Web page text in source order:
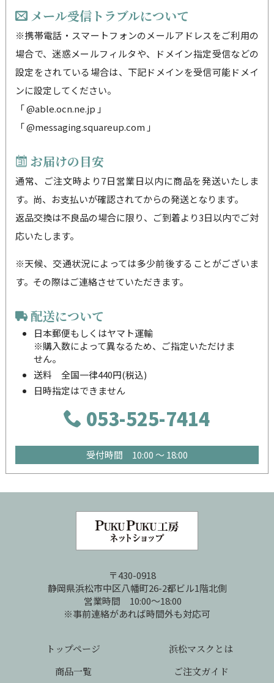
メール受信トラブルについて
※携帯電話・スマートフォンのメールアドレスをご利用の
場合で、迷惑メールフィルタや、ドメイン指定受信などの
設定をされている場合は、下記ドメインを受信可能ドメイ
ンに設定してください。
「 @able.ocn.ne.jp 」
「 @messaging.squareup.com 」
お届けの目安
通常、ご注文時より7日営業日以内に商品を発送いたしま
す。尚、お支払いが確認されてからの発送となります。
返品交換は不良品の場合に限り、ご到着より3日以内でご対
応いたします。
※天候、交通状況によっては多少前後することがございま
す。その際はご連絡させていただきます。
配送について
日本郵便もしくはヤマト運輸
※購入数によって異なるため、ご指定いただけま
せん。
送料 全国一律440円(税込)
日時指定はできません
053-525-7414
受付時間 10:00 ～ 18:00
〒430-0918
静岡県浜松市中区八幡町26-2都ビル1階北側
営業時間 10:00～18:00
※事前連絡があれば時間外も対応可
トップページ
浜松マスクとは
商品一覧
ご注文ガイド